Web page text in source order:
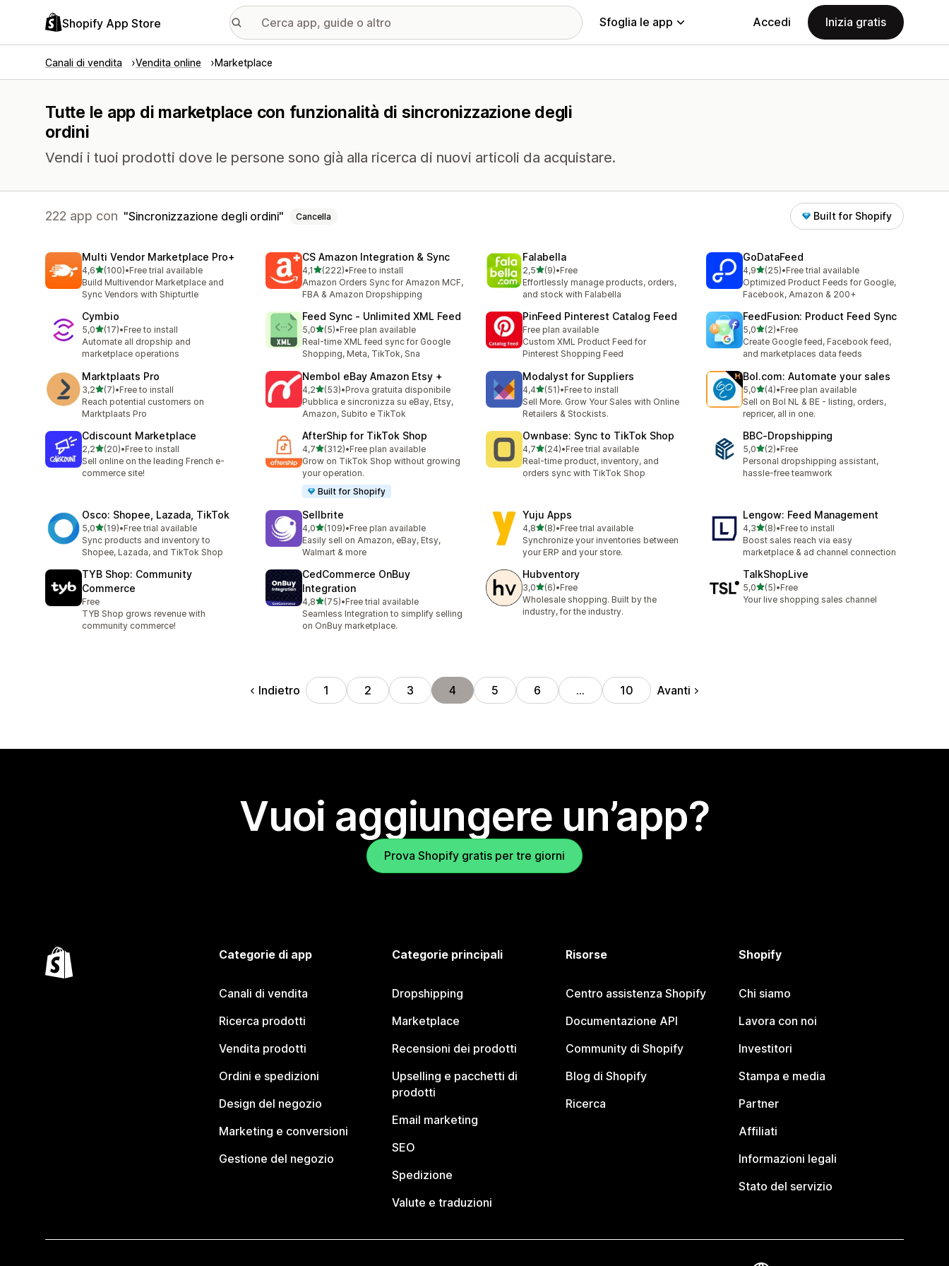
Shopify App Store Sfoglia le app Accedi Inizia gratis
Canali di vendita Vendita online Marketplace
Tutte le app di marketplace con funzionalità di sincronizzazione degli
ordini
Vendi i tuoi prodotti dove le persone sono già alla ricerca di nuovi articoli da acquistare.
222 app con Sincronizzazione degli ordini Cancella Built for Shopify
Multi Vendor Marketplace Pro+
4,6stelle su 5
(100)
100 recensioni totali
•Free trial available
Build Multivendor Marketplace and
Sync Vendors with Shipturtle
CS Amazon Integration & Sync
4,1stelle su 5
(222)
222 recensioni totali
•Free to install
Amazon Orders Sync for Amazon MCF,
FBA & Amazon Dropshipping
Falabella
2,5stelle su 5
(9)
9 recensioni totali
•Free
Effortlessly manage products, orders,
and stock with Falabella
GoDataFeed
4,9stelle su 5
(25)
25 recensioni totali
•Free trial available
Optimized Product Feeds for Google,
Facebook, Amazon & 200+
Cymbio
5,0stelle su 5
(17)
17 recensioni totali
•Free to install
Automate all dropship and
marketplace operations
Feed Sync ‑ Unlimited XML Feed
5,0stelle su 5
(5)
5 recensioni totali
•Free plan available
Real-time XML feed sync for Google
Shopping, Meta, TikTok, Sna
PinFeed Pinterest Catalog Feed
Free plan available
Custom XML Product Feed for
Pinterest Shopping Feed
FeedFusion: Product Feed Sync
5,0stelle su 5
(2)
2 recensioni totali
•Free
Create Google feed, Facebook feed,
and marketplaces data feeds
Marktplaats Pro
3,2stelle su 5
(7)
7 recensioni totali
•Free to install
Reach potential customers on
Marktplaats Pro
Nembol eBay Amazon Etsy +
4,2stelle su 5
(53)
53 recensioni totali
•Prova gratuita disponibile
Pubblica e sincronizza su eBay, Etsy,
Amazon, Subito e TikTok
Modalyst for Suppliers
4,4stelle su 5
(51)
51 recensioni totali
•Free to install
Sell More. Grow Your Sales with Online
Retailers & Stockists.
Bol.com: Automate your sales
5,0stelle su 5
(4)
4 recensioni totali
•Free plan available
Sell on Bol NL & BE - listing, orders,
repricer, all in one.
Cdiscount Marketplace
2,2stelle su 5
(20)
20 recensioni totali
•Free to install
Sell online on the leading French e-
commerce site!
AfterShip for TikTok Shop
4,7stelle su 5
(312)
312 recensioni totali
•Free plan available
Grow on TikTok Shop without growing
your operation.
Built for Shopify
Ownbase: Sync to TikTok Shop
4,7stelle su 5
(24)
24 recensioni totali
•Free trial available
Real-time product, inventory, and
orders sync with TikTok Shop
BBC‑Dropshipping
5,0stelle su 5
(2)
2 recensioni totali
•Free
Personal dropshipping assistant,
hassle-free teamwork
Osco: Shopee, Lazada, TikTok
5,0stelle su 5
(19)
19 recensioni totali
•Free trial available
Sync products and inventory to
Shopee, Lazada, and TikTok Shop
Sellbrite
4,0stelle su 5
(109)
109 recensioni totali
•Free plan available
Easily sell on Amazon, eBay, Etsy,
Walmart & more
Yuju Apps
4,8stelle su 5
(8)
8 recensioni totali
•Free trial available
Synchronize your inventories between
your ERP and your store.
Lengow: Feed Management
4,3stelle su 5
(8)
8 recensioni totali
•Free to install
Boost sales reach via easy
marketplace & ad channel connection
TYB Shop: Community
Commerce
Free
TYB Shop grows revenue with
community commerce!
CedCommerce OnBuy
Integration
4,8stelle su 5
(75)
75 recensioni totali
•Free trial available
Seamless Integration to simplify selling
on OnBuy marketplace.
Hubventory
3,0stelle su 5
(6)
6 recensioni totali
•Free
Wholesale shopping. Built by the
industry, for the industry.
TalkShopLive
5,0stelle su 5
(5)
5 recensioni totali
•Free
Your live shopping sales channel
Indietro 1 2 3 4 5 6 … 10 Avanti
Vuoi aggiungere un’app?
Prova Shopify gratis per tre giorni
Categorie di app
Canali di vendita
Ricerca prodotti
Vendita prodotti
Ordini e spedizioni
Design del negozio
Marketing e conversioni
Gestione del negozio
Categorie principali
Dropshipping
Marketplace
Recensioni dei prodotti
Upselling e pacchetti di
prodotti
Email marketing
SEO
Spedizione
Valute e traduzioni
Risorse
Centro assistenza Shopify
Documentazione API
Community di Shopify
Blog di Shopify
Ricerca
Shopify
Chi siamo
Lavora con noi
Investitori
Stampa e media
Partner
Affiliati
Informazioni legali
Stato del servizio